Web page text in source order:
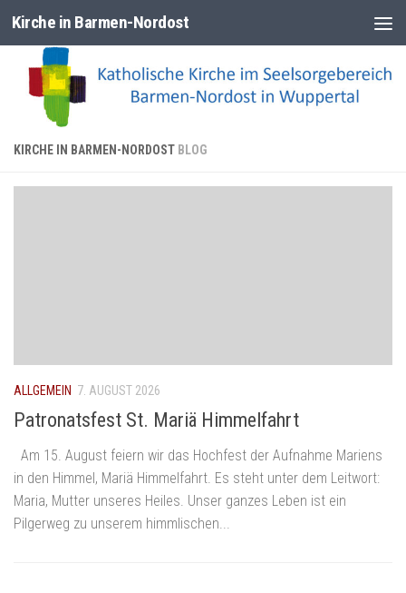
Zum Inhalt springen
Kirche in Barmen-Nordost
KIRCHE IN BARMEN-NORDOST BLOG
ALLGEMEIN 7. AUGUST 2026
Patronatsfest St. Mariä Himmelfahrt
Am 15. August feiern wir das Hochfest der Aufnahme Mariens
in den Himmel, Mariä Himmelfahrt. Es steht unter dem Leitwort:
Maria, Mutter unseres Heiles. Unser ganzes Leben ist ein
Pilgerweg zu unserem himmlischen...